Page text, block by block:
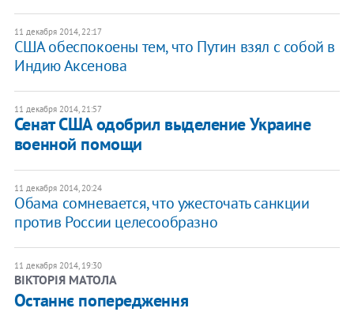
11 декабря 2014, 22:17
США обеспокоены тем, что Путин взял с собой в
Индию Аксенова
11 декабря 2014, 21:57
Сенат США одобрил выделение Украине
военной помощи
11 декабря 2014, 20:24
Обама сомневается, что ужесточать санкции
против России целесообразно
11 декабря 2014, 19:30
ВІКТОРІЯ МАТОЛА
Останнє попередження